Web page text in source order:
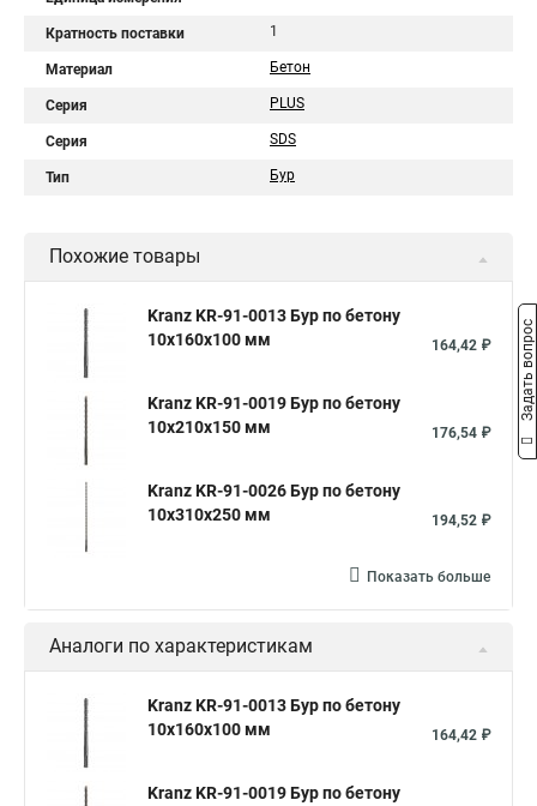
Кратность поставки 1
Материал Бетон
Серия PLUS
Серия SDS
Тип Бур
Похожие товары
Kranz KR-91-0013 Бур по бетону
10x160x100 мм
164,42 ₽
Kranz KR-91-0019 Бур по бетону
10x210x150 мм
176,54 ₽
Kranz KR-91-0026 Бур по бетону
10x310x250 мм
194,52 ₽
Показать больше
Аналоги по характеристикам
Kranz KR-91-0013 Бур по бетону
10x160x100 мм
164,42 ₽
Kranz KR-91-0019 Бур по бетону
Задать вопрос